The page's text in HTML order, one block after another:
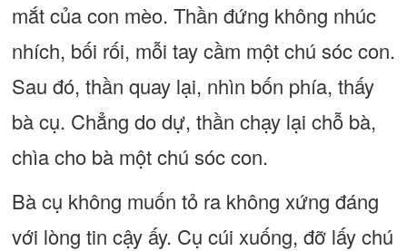
mắt của con mèo. Thần đứng không nhúc
nhích, bối rối, mỗi tay cầm một chú sóc con.
Sau đó, thần quay lại, nhìn bốn phía, thấy
bà cụ. Chẳng do dự, thần chạy lại chỗ bà,
chìa cho bà một chú sóc con.
Bà cụ không muốn tỏ ra không xứng đáng
với lòng tin cậy ấy. Cụ cúi xuống, đỡ lấy chú